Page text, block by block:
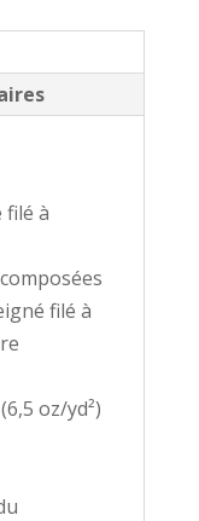
filé à
filé à
oz/yd²)